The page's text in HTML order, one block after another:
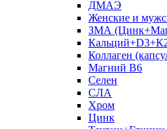
ДМАЭ
Женские и
ЗМА
Коллаген
Магний B6
Селен
СЛА
Хром
Цинк